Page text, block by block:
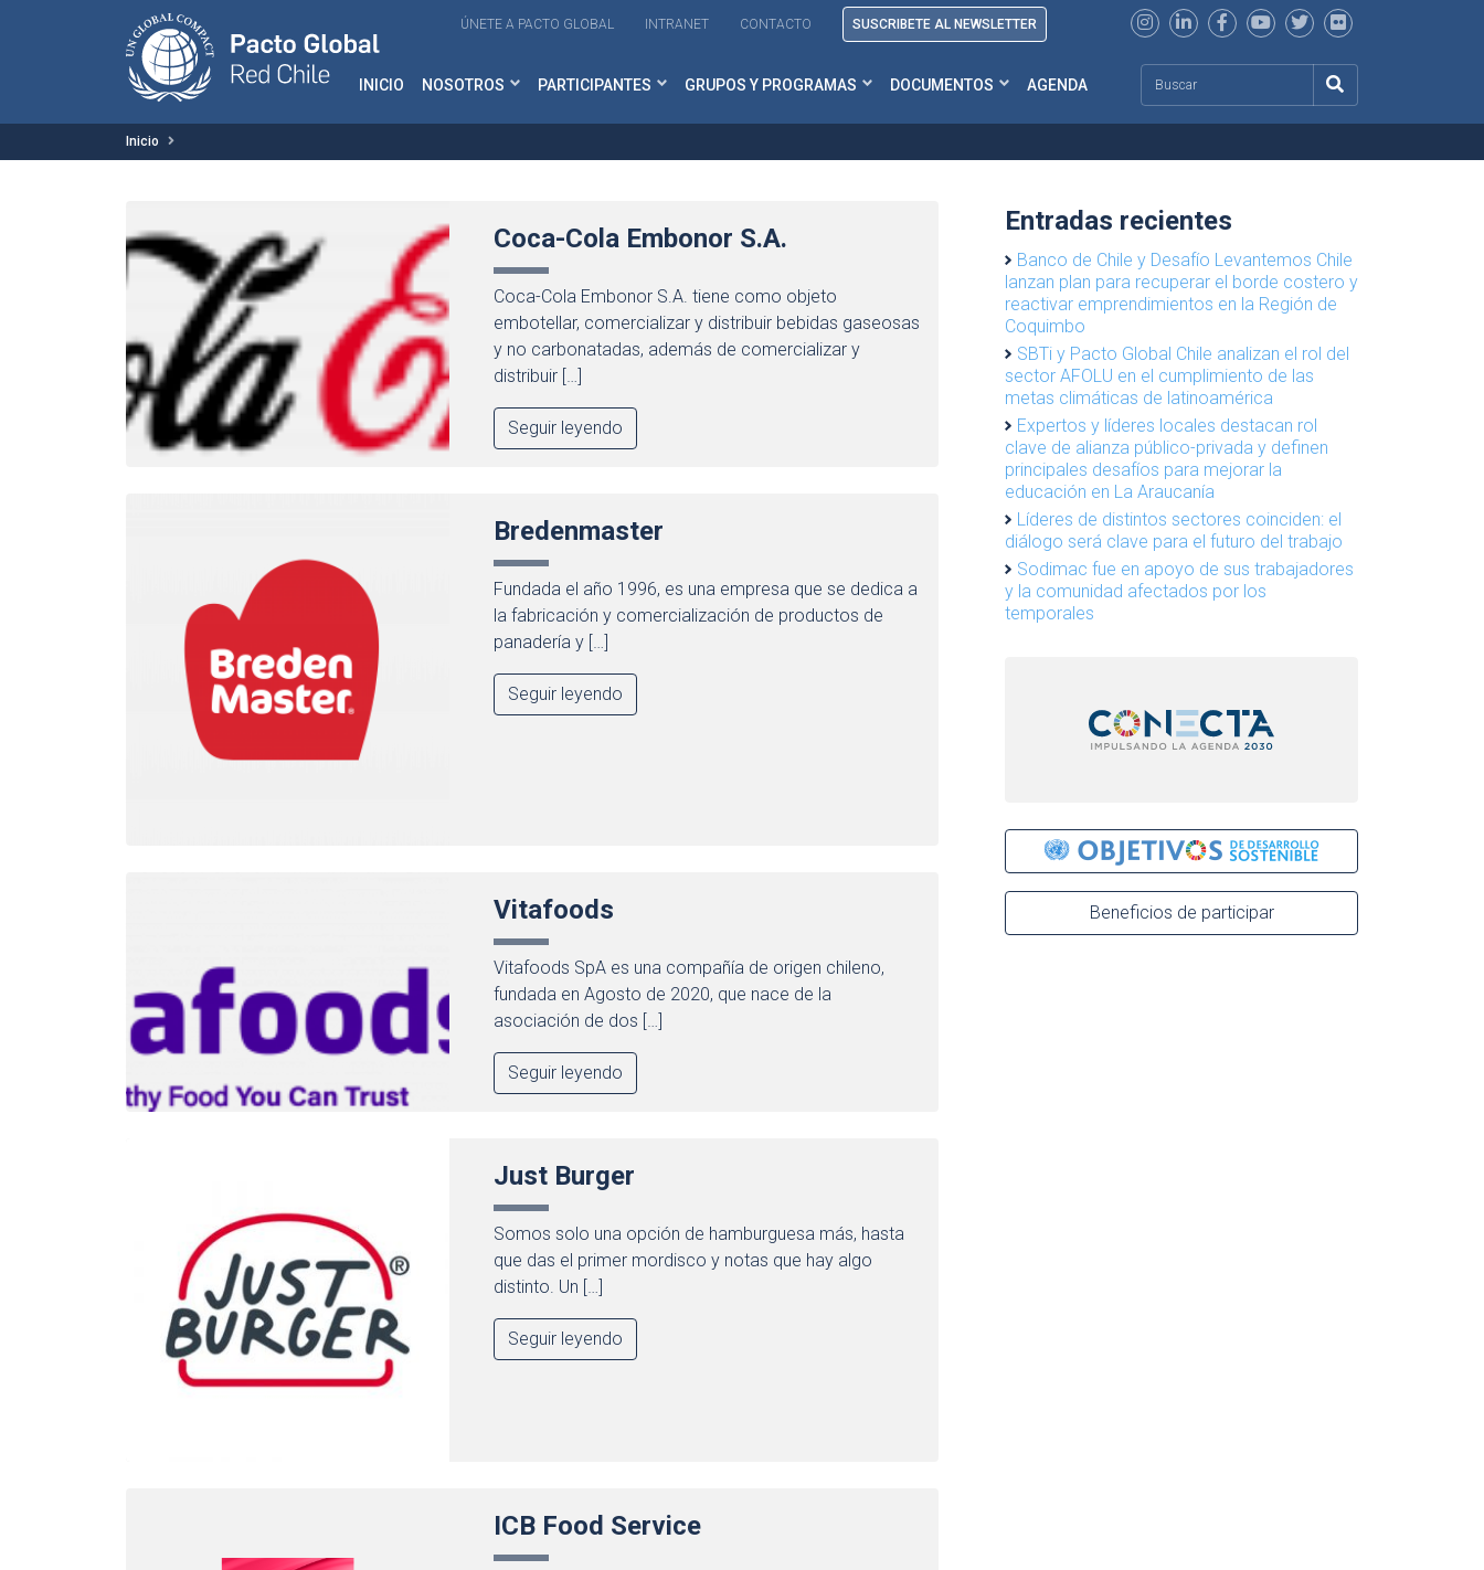
ÚNETE A PACTO GLOBAL INTRANET CONTACTO SUSCRIBETE AL NEWSLETTER
INICIO NOSOTROS PARTICIPANTES GRUPOS Y PROGRAMAS DOCUMENTOS AGENDA
Inicio
Coca-Cola Embonor S.A.
Coca-Cola Embonor S.A. tiene como objeto
embotellar, comercializar y distribuir bebidas gaseosas
y no carbonatadas, además de comercializar y
distribuir […]
Seguir leyendo
Bredenmaster
Fundada el año 1996, es una empresa que se dedica a
la fabricación y comercialización de productos de
panadería y […]
Seguir leyendo
Vitafoods
Vitafoods SpA es una compañía de origen chileno,
fundada en Agosto de 2020, que nace de la
asociación de dos […]
Seguir leyendo
Just Burger
Somos solo una opción de hamburguesa más, hasta
que das el primer mordisco y notas que hay algo
distinto. Un […]
Seguir leyendo
ICB Food Service
Entradas recientes
Banco de Chile y Desafío Levantemos Chile
lanzan plan para recuperar el borde costero y
reactivar emprendimientos en la Región de
Coquimbo
SBTi y Pacto Global Chile analizan el rol del
sector AFOLU en el cumplimiento de las
metas climáticas de latinoamérica
Expertos y líderes locales destacan rol
clave de alianza público-privada y definen
principales desafíos para mejorar la
educación en La Araucanía
Líderes de distintos sectores coinciden: el
diálogo será clave para el futuro del trabajo
Sodimac fue en apoyo de sus trabajadores
y la comunidad afectados por los
temporales
Beneficios de participar